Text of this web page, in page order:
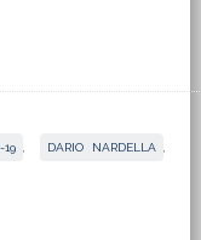
19 DARIO NARDELLA